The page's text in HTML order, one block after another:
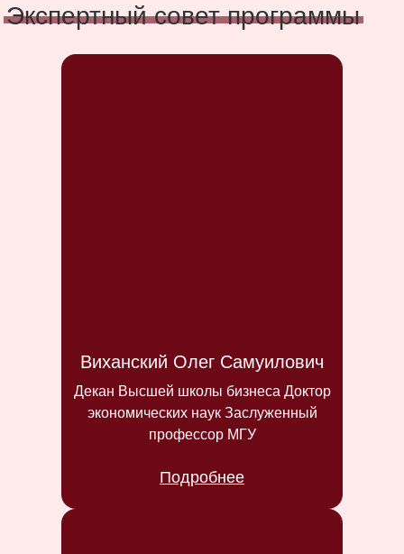
Экспертный совет программы
Виханский Олег Самуилович
Декан Высшей школы бизнеса Доктор
экономических наук Заслуженный
профессор МГУ
Подробнее